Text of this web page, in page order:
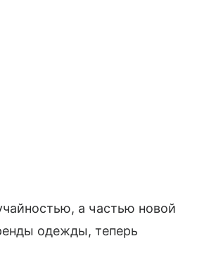
а частью новой
одежды, теперь